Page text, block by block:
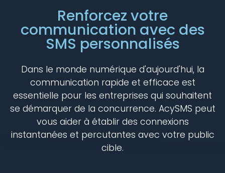
Renforcez votre
communication avec des
SMS personnalisés
Dans le monde numérique d'aujourd'hui, la
communication rapide et efficace est
essentielle pour les entreprises qui souhaitent
se démarquer de la concurrence. AcySMS peut
vous aider à établir des connexions
instantanées et percutantes avec votre public
cible.